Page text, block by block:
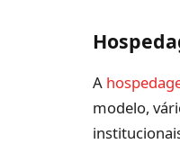
A
modelo,